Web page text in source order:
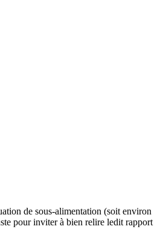
de sous-alimentation (soit environ
pour inviter à bien relire ledit rapport